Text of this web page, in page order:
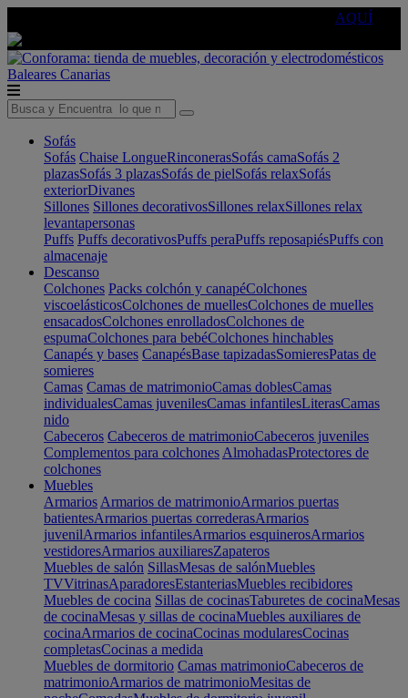
AQUÍ
Baleares Canarias
Sofás
Sofás Chaise LongueRinconerasSofás camaSofás 2
plazasSofás 3 plazasSofás de pielSofás relaxSofás
exteriorDivanes
Sillones Sillones decorativosSillones relaxSillones relax
levantapersonas
Puffs Puffs decorativosPuffs peraPuffs reposapiésPuffs con
almacenaje
Descanso
Colchones Packs colchón y canapéColchones
viscoelásticosColchones de muellesColchones de muelles
ensacadosColchones enrolladosColchones de
espumaColchones para bebéColchones hinchables
Canapés y bases CanapésBase tapizadasSomieresPatas de
somieres
Camas Camas de matrimonioCamas doblesCamas
individualesCamas juvenilesCamas infantilesLiterasCamas
nido
Cabeceros Cabeceros de matrimonioCabeceros juveniles
Complementos para colchones AlmohadasProtectores de
colchones
Muebles
Armarios Armarios de matrimonioArmarios puertas
batientesArmarios puertas correderasArmarios
juvenilArmarios infantilesArmarios esquinerosArmarios
vestidoresArmarios auxiliaresZapateros
Muebles de salón SillasMesas de salónMuebles
TVVitrinasAparadoresEstanteriasMuebles recibidores
Muebles de cocina Sillas de cocinasTaburetes de cocinaMesas
de cocinaMesas y sillas de cocinaMuebles auxiliares de
cocinaArmarios de cocinaCocinas modularesCocinas
completasCocinas a medida
Muebles de dormitorio Camas matrimonioCabeceros de
matrimonioArmarios de matrimonioMesitas de